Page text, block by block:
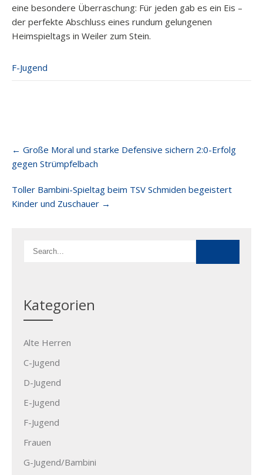
eine besondere Überraschung: Für jeden gab es ein Eis –
der perfekte Abschluss eines rundum gelungenen
Heimspieltags in Weiler zum Stein.
F-Jugend
Post
navigation
← Große Moral und starke Defensive sichern 2:0-Erfolg
gegen Strümpfelbach
Toller Bambini-Spieltag beim TSV Schmiden begeistert
Kinder und Zuschauer →
Kategorien
Alte Herren
C-Jugend
D-Jugend
E-Jugend
F-Jugend
Frauen
G-Jugend/Bambini